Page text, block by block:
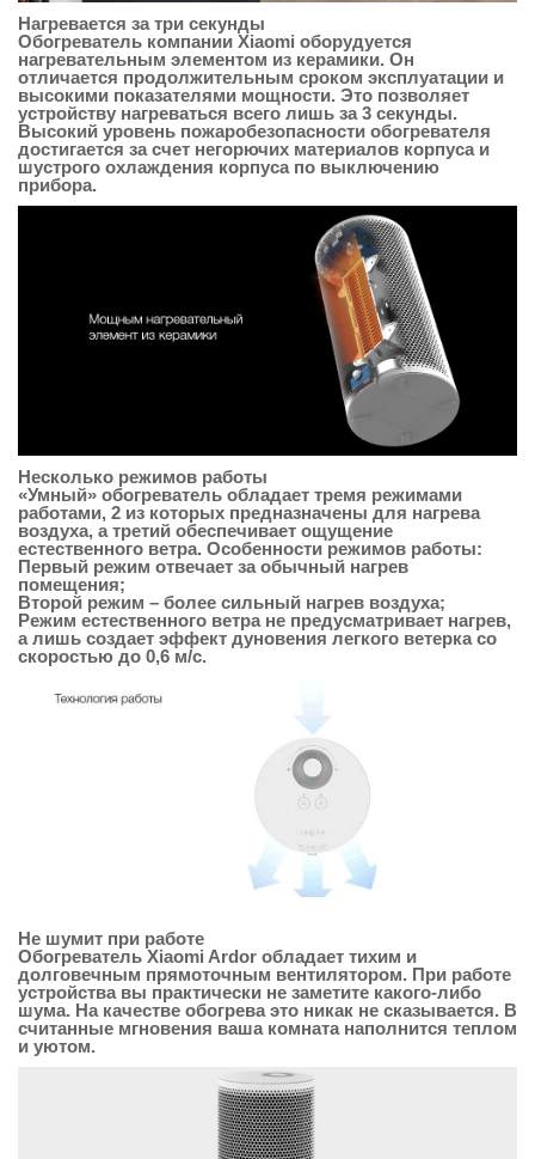
Нагревается за три секунды
Обогреватель компании Xiaomi оборудуется
нагревательным элементом из керамики. Он
отличается продолжительным сроком эксплуатации и
высокими показателями мощности. Это позволяет
устройству нагреваться всего лишь за 3 секунды.
Высокий уровень пожаробезопасности обогревателя
достигается за счет негорючих материалов корпуса и
шустрого охлаждения корпуса по выключению
прибора.
Несколько режимов работы
«Умный» обогреватель обладает тремя режимами
работами, 2 из которых предназначены для нагрева
воздуха, а третий обеспечивает ощущение
естественного ветра. Особенности режимов работы:
Первый режим отвечает за обычный нагрев
помещения;
Второй режим – более сильный нагрев воздуха;
Режим естественного ветра не предусматривает нагрев,
а лишь создает эффект дуновения легкого ветерка со
скоростью до 0,6 м/с.
Не шумит при работе
Обогреватель Xiaomi Ardor обладает тихим и
долговечным прямоточным вентилятором. При работе
устройства вы практически не заметите какого-либо
шума. На качестве обогрева это никак не сказывается. В
считанные мгновения ваша комната наполнится теплом
и уютом.